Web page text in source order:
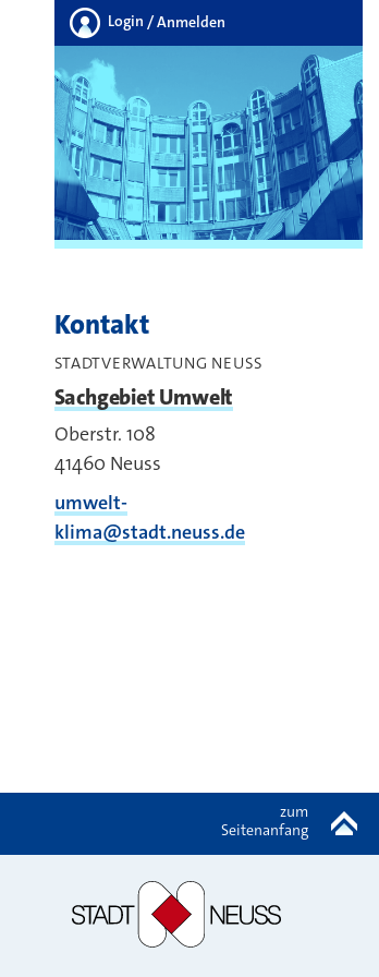
Login / Anmelden
Kontakt
STADTVERWALTUNG NEUSS
Sachgebiet Umwelt
Oberstr. 108
41460 Neuss
umwelt-
klima@stadt.neuss.de
zum
Seitenanfang